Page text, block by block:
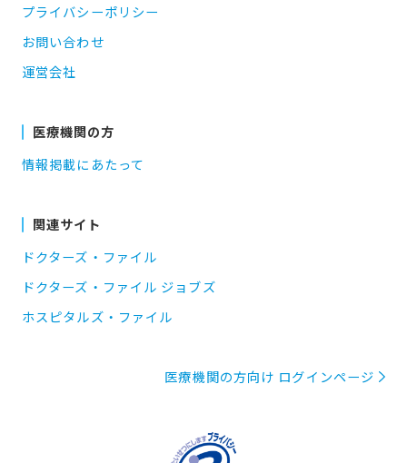
プライバシーポリシー
お問い合わせ
運営会社
医療機関の方
情報掲載にあたって
関連サイト
ドクターズ・ファイル
ドクターズ・ファイル ジョブズ
ホスピタルズ・ファイル
医療機関の方向け ログインページ